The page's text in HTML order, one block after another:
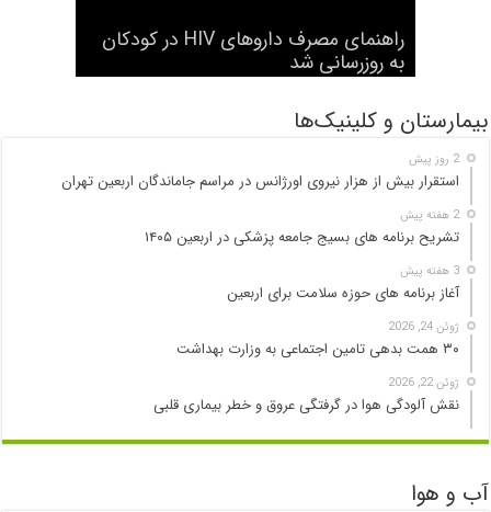
راهنمای مصرف داروهای HIV در کودکان
به روزرسانی شد
نخستین جراحی موفق با دستگاه قلب و
ریه ساخت ترکیه انجام شد
شرح وظایف «رصدخانه ملی غذا و
بیماری» اعلام شد
سیگار الکترونیک هم سرطانزا است
هفتاد و نهمین مجمع جهانی بهداشت آغاز
به کار کرد
بیمارستان و کلینیک‌ها
2 روز پیش
استقرار بیش از هزار نیروی اورژانس در مراسم جاماندگان اربعین تهران
2 هفته پیش
تشریح برنامه های بسیج جامعه پزشکی در اربعین ۱۴۰۵
3 هفته پیش
آغاز برنامه های حوزه سلامت برای اربعین
ژوئن 24, 2026
۳۰ همت بدهی تامین اجتماعی به وزارت بهداشت
ژوئن 22, 2026
نقش آلودگی هوا در گرفتگی عروق و خطر بیماری قلبی
آب و هوا